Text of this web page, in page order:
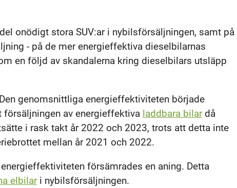
onödigt stora SUV:ar i nybilsförsäljningen, samt på
- på de mer energieffektiva dieselbilarnas
en följd av skandalerna kring dieselbilars utsläpp
genomsnittliga energieffektiviteten började
av energieffektiva laddbara bilardå
i rask takt år 2022 och 2023, trots att detta inte
mellan år 2021 och 2022.
försämrades en aning. Detta
elbilari nybilsförsäljningen.